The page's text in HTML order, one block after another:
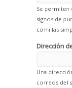
Se permiten
signos de
comillas
Dirección
Una
correos del